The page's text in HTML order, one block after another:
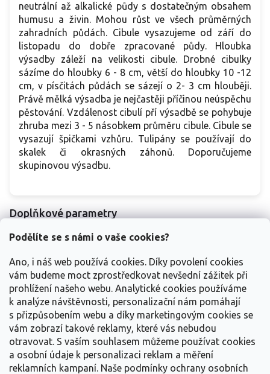
Podělíte se s námi o vaše cookies?
Ano, i náš web používá cookies. Díky povolení cookies
vám budeme moct zprostředkovat nevšední zážitek při
prohlížení našeho webu. Analytické cookies používáme
k analýze návštěvnosti, personalizační nám pomáhají
s přizpůsobením webu a díky marketingovým cookies se
vám zobrazí takové reklamy, které vás nebudou
otravovat. S vaším souhlasem můžeme používat cookies
a osobní údaje k personalizaci reklam a měření
reklamních kampaní. Naše podmínky ochrany osobních
neutrální až alkalické půdy s dostatečným obsahem
humusu a živin. Mohou růst ve všech průměrných
zahradních půdách. Cibule vysazujeme od září do
listopadu do dobře zpracované půdy. Hloubka
výsadby záleží na velikosti cibule. Drobné cibulky
sázíme do hloubky 6 - 8 cm, větší do hloubky 10 -12
cm, v písčitách půdách se sázejí o 2- 3 cm hlouběji.
Právě mělká výsadba je nejčastěji příčinou neúspěchu
pěstování. Vzdálenost cibulí pří výsadbě se pohybuje
zhruba mezi 3 - 5 násobkem průměru cibule. Cibule se
vysazují špičkami vzhůru. Tulipány se používají do
skalek či okrasných záhonů. Doporučujeme
skupinovou výsadbu.
Doplňkové parametry
Kategorie :
Tulipány
Návod na
pěstování:
Návod na pěstování cibulovin - /navody-
na-pestovani-cibulovin/
Balení:
cibule 11/12 - 5ks
Položka byla vyprodána…